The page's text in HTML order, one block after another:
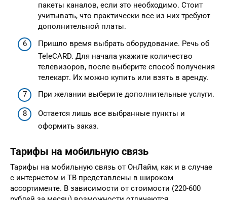
пакеты каналов, если это необходимо. Стоит
учитывать, что практически все из них требуют
дополнительной платы.
Пришло время выбрать оборудование. Речь об
TeleCARD. Для начала укажите количество
телевизоров, после выберите способ получения
телекарт. Их можно купить или взять в аренду.
При желании выберите дополнительные услуги.
Остается лишь все выбранные пункты и
оформить заказ.
Тарифы на мобильную связь
Тарифы на мобильную связь от ОнЛайм, как и в случае
с интернетом и ТВ представлены в широком
ассортименте. В зависимости от стоимости (220-600